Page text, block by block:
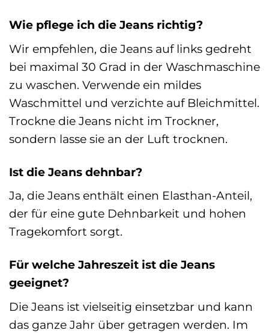
Wie pflege ich die Jeans richtig?
Wir empfehlen, die Jeans auf links gedreht
bei maximal 30 Grad in der Waschmaschine
zu waschen. Verwende ein mildes
Waschmittel und verzichte auf Bleichmittel.
Trockne die Jeans nicht im Trockner,
sondern lasse sie an der Luft trocknen.
Ist die Jeans dehnbar?
Ja, die Jeans enthält einen Elasthan-Anteil,
der für eine gute Dehnbarkeit und hohen
Tragekomfort sorgt.
Für welche Jahreszeit ist die Jeans
geeignet?
Die Jeans ist vielseitig einsetzbar und kann
das ganze Jahr über getragen werden. Im